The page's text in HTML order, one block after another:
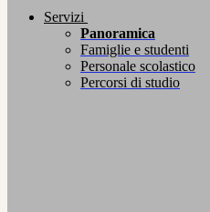
Servizi
Panoramica
Famiglie e studenti
Personale scolastico
Percorsi di studio